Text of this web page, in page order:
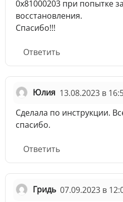
0x81000203 при попытке
восстановления.
Спасибо!!!
Ответить
Юлия 13.08.2023 в
Сделала по инструкции.
спасибо.
Ответить
Гридь 07.09.2023 в